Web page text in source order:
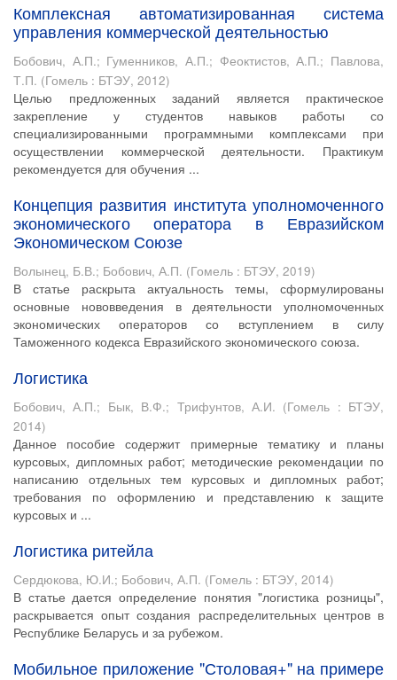
Комплексная автоматизированная система
управления коммерческой деятельностью
Бобович, А.П.; Гуменников, А.П.; Феоктистов, А.П.; Павлова,
Т.П. (Гомель : БТЭУ, 2012)
Целью предложенных заданий является практическое
закрепление у студентов навыков работы со
специализированными программными комплексами при
осуществлении коммерческой деятельности. Практикум
рекомендуется для обучения ...
Концепция развития института уполномоченного
экономического оператора в Евразийском
Экономическом Союзе
Волынец, Б.В.; Бобович, А.П. (Гомель : БТЭУ, 2019)
В статье раскрыта актуальность темы, сформулированы
основные нововведения в деятельности уполномоченных
экономических операторов со вступлением в силу
Таможенного кодекса Евразийского экономического союза.
Логистика
Бобович, А.П.; Бык, В.Ф.; Трифунтов, А.И. (Гомель : БТЭУ,
2014)
Данное пособие содержит примерные тематику и планы
курсовых, дипломных работ; методические рекомендации по
написанию отдельных тем курсовых и дипломных работ;
требования по оформлению и представлению к защите
курсовых и ...
Логистика ритейла
Сердюкова, Ю.И.; Бобович, А.П. (Гомель : БТЭУ, 2014)
В статье дается определение понятия "логистика розницы",
раскрывается опыт создания распределительных центров в
Республике Беларусь и за рубежом.
Мобильное приложение "Столовая+" на примере